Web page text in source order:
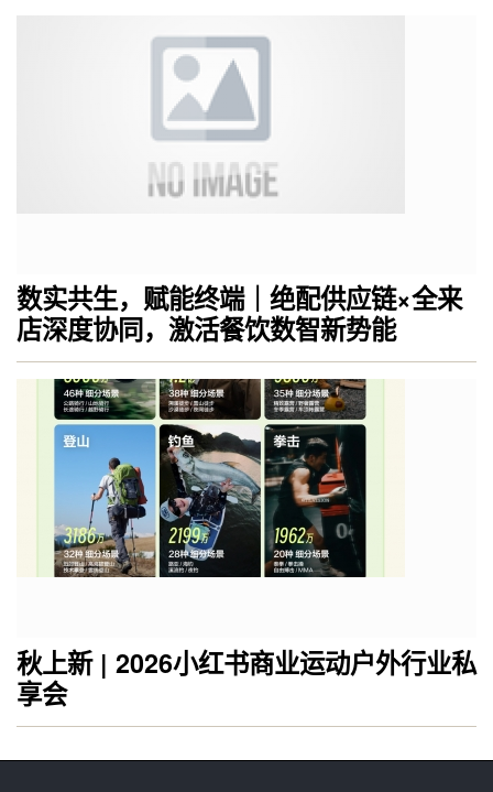
数实共生，赋能终端｜绝配供应链×全来
店深度协同，激活餐饮数智新势能
秋上新 | 2026小红书商业运动户外行业私
享会